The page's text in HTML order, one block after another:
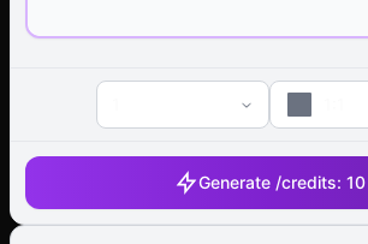
Generate /credits: 10